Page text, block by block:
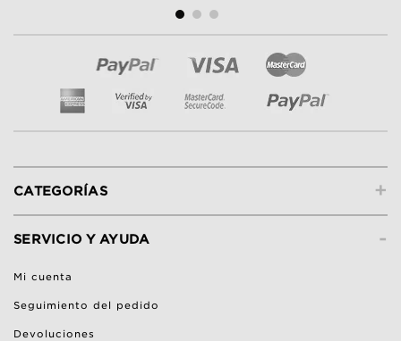
+
CATEGORÍAS
-
SERVICIO Y AYUDA
Mi cuenta
Seguimiento del pedido
Devoluciones